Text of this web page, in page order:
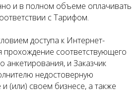
и в полном объеме оплачивать
с Тарифом.
доступа к Интернет-
прохождение соответствующего
анкетирования, и Заказчик
недостоверную
(или) своем бизнесе, а также